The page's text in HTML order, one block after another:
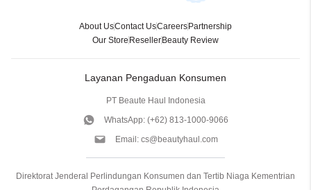
About UsContact UsCareers Partnership
Our Store Reseller Beauty Review
Layanan Pengaduan Konsumen
PT Beaute Haul Indonesia
WhatsApp: (+62) 813-1000-9066
Email: cs@beautyhaul.com
Direktorat Jenderal Perlindungan Konsumen dan Tertib Niaga Kementrian